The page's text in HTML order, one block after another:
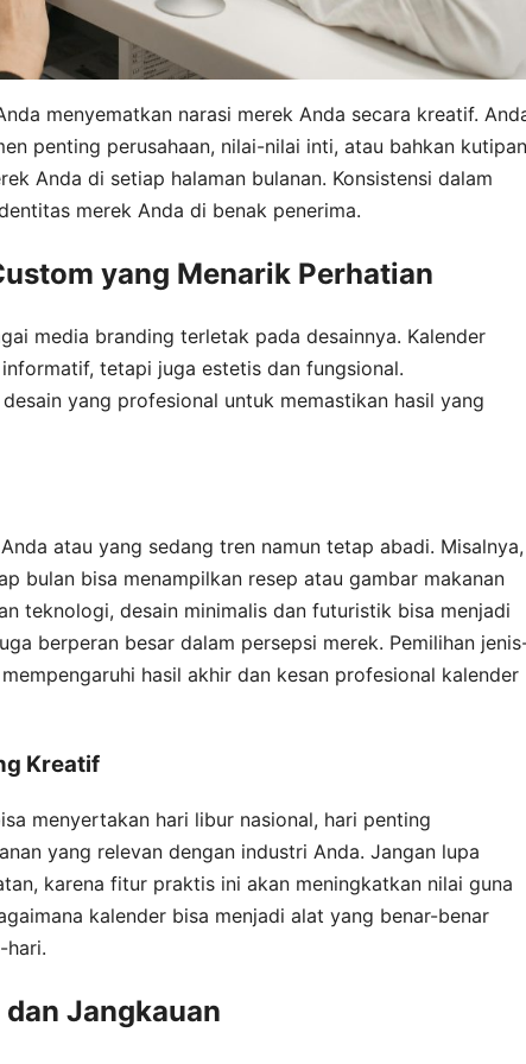
menyematkan narasi merek Anda secara kreatif.
penting perusahaan, nilai-nilai inti, atau bahkan kutipan
Anda di setiap halaman bulanan. Konsistensi dalam
merek Anda di benak penerima.
yang Menarik Perhatian
media branding terletak pada desainnya. Kalender
tetapi juga estetis dan fungsional.
yang profesional untuk memastikan hasil yang
atau yang sedang tren namun tetap abadi. Misalnya,
bulan bisa menampilkan resep atau gambar makanan
teknologi, desain minimalis dan futuristik bisa menjadi
berperan besar dalam persepsi merek. Pemilihan
hasil akhir dan kesan profesional kalender
Kreatif
menyertakan hari libur nasional, hari penting
yang relevan dengan industri Anda. Jangan lupa
karena fitur praktis ini akan meningkatkan nilai guna
kalender bisa menjadi alat yang benar-benar
hari.
Jangkauan